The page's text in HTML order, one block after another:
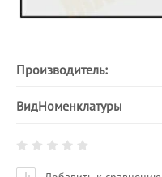
Производитель:
ВидНоменклатуры